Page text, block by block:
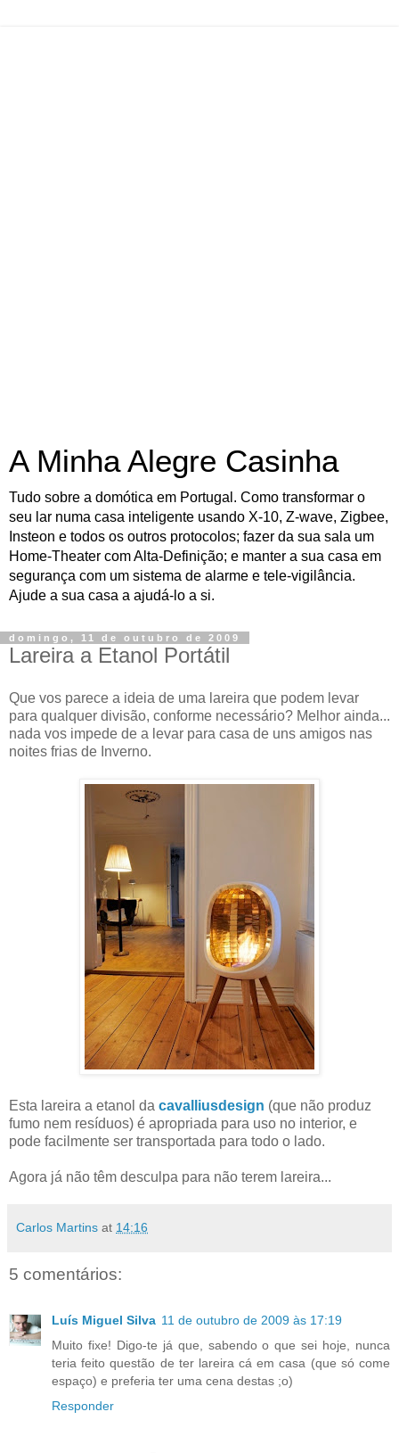
A Minha Alegre Casinha
Tudo sobre a domótica em Portugal. Como transformar o
seu lar numa casa inteligente usando X-10, Z-wave, Zigbee,
Insteon e todos os outros protocolos; fazer da sua sala um
Home-Theater com Alta-Definição; e manter a sua casa em
segurança com um sistema de alarme e tele-vigilância.
Ajude a sua casa a ajudá-lo a si.
domingo, 11 de outubro de 2009
Lareira a Etanol Portátil
Que vos parece a ideia de uma lareira que podem levar
para qualquer divisão, conforme necessário? Melhor ainda...
nada vos impede de a levar para casa de uns amigos nas
noites frias de Inverno.
Esta lareira a etanol da cavalliusdesign (que não produz
fumo nem resíduos) é apropriada para uso no interior, e
pode facilmente ser transportada para todo o lado.
Agora já não têm desculpa para não terem lareira...
Carlos Martins at 14:16
5 comentários:
Luís Miguel Silva 11 de outubro de 2009 às 17:19
Muito fixe! Digo-te já que, sabendo o que sei hoje, nunca
teria feito questão de ter lareira cá em casa (que só come
espaço) e preferia ter uma cena destas ;o)
Responder